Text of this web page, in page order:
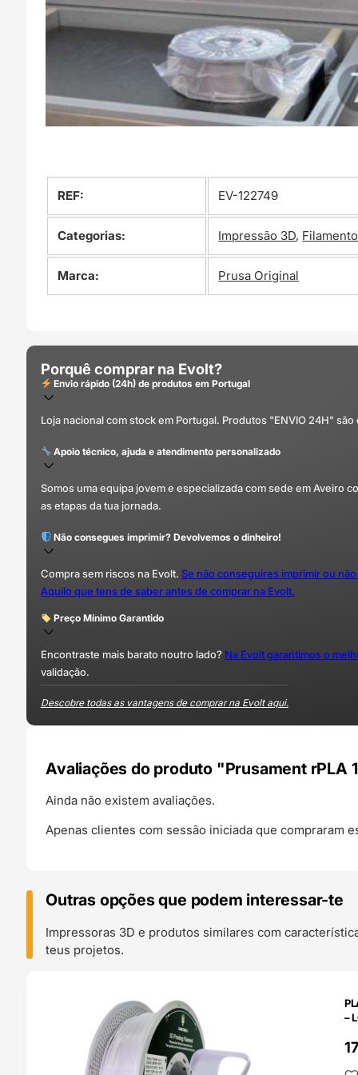
REF: EV-122749
Categorias: Impressão 3D,
Marca: Prusa Original
Porquê comprar na Evolt?
Envio rápido (24h) de produtos em Portugal
Loja nacional com stock em Portugal. Produtos "ENVIO 24H"
Apoio técnico, ajuda e atendimento personalizado
Somos uma equipa jovem e especializada com sede em Aveiro
as etapas da tua jornada.
Não consegues imprimir? Devolvemos o dinheiro!
Compra sem riscos na Evolt. Se não conseguires imprimir ou
Aquilo que tens de saber antes de comprar na Evolt.
Preço Mínimo Garantido
Encontraste mais barato noutro lado? Na Evolt garantimos o
validação.
Descobre todas as vantagens de comprar na Evolt aqui.
Avaliações do produto "Prusament rPLA
Ainda não existem avaliações.
Apenas clientes com sessão iniciada que compraram
Outras opções que podem interessar-te
Impressoras 3D e produtos similares com
teus projetos.
–